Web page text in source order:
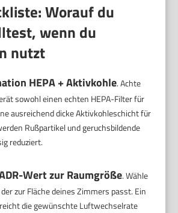
Worauf du
wenn du
nutzt
HEPA + Aktivkohle. Achte
sowohl einen echten HEPA-Filter für
ausreichend dicke Aktivkohleschicht für
Rußpartikel und geruchsbildende
reduziert.
Wert zur Raumgröße. Wähle
zur Fläche deines Zimmers passt. Ein
die gewünschte Luftwechselrate